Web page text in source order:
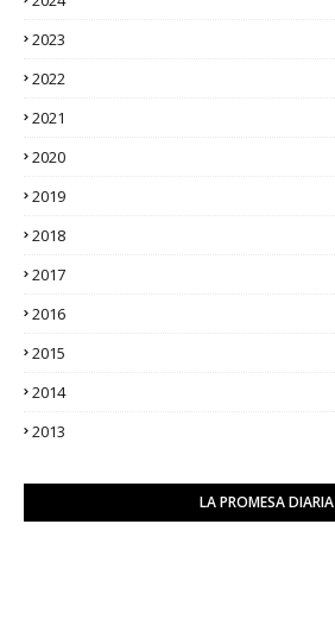
2023
2022
2021
2020
2019
2018
2017
2016
2015
2014
2013
LA PROMESA DIARIA